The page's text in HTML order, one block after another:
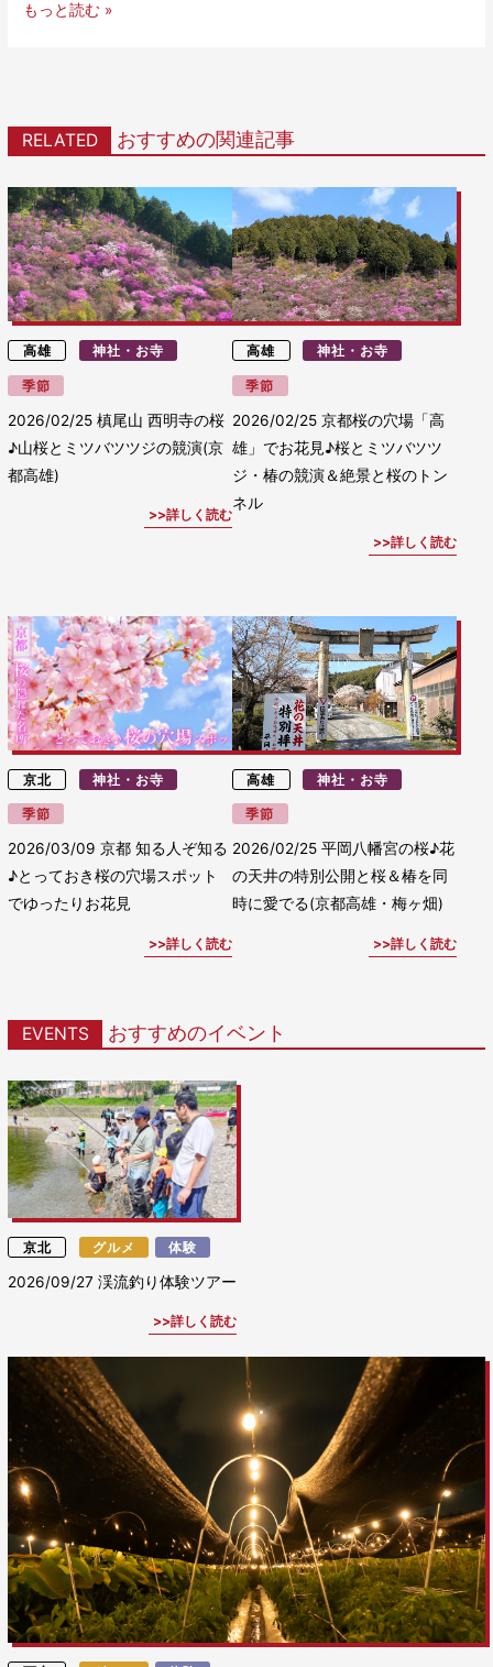
もっと読む »
RELATED おすすめの関連記事
高雄 神社・お寺
季節
2026/02/25槙尾山 西明寺の桜
♪山桜とミツバツツジの競演(京
都高雄)
詳しく読む
高雄 神社・お寺
季節
2026/02/25 京都桜の穴場「高
雄」でお花見♪桜とミツバツツ
ジ・椿の競演＆絶景と桜のトン
ネル
詳しく読む
京北 神社・お寺
季節
2026/03/09京都 知る人ぞ知る
♪とっておき桜の穴場スポット
でゆったりお花見
詳しく読む
高雄 神社・お寺
季節
2026/02/25 平岡八幡宮の桜♪花
の天井の特別公開と桜＆椿を同
時に愛でる(京都高雄・梅ヶ畑)
詳しく読む
EVENTS おすすめのイベント
京北 グルメ 体験
2026/09/27渓流釣り体験ツアー
詳しく読む